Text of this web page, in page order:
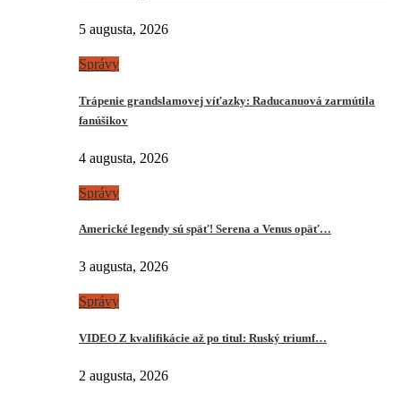
5 augusta, 2026
Správy
Trápenie grandslamovej víťazky: Raducanuová zarmútila
fanúšikov
4 augusta, 2026
Správy
Americké legendy sú späť! Serena a Venus opäť…
3 augusta, 2026
Správy
VIDEO Z kvalifikácie až po titul: Ruský triumf…
2 augusta, 2026